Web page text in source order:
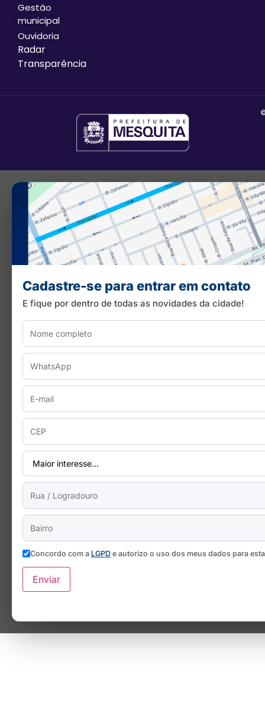
Gestão
municipal
Ouvidoria
Radar
Transparência
Cadastre-se para entrar em contato
E fique por dentro de todas as novidades da cidade!
Concordo com a LGPD e autorizo o uso dos meus dados para
Enviar